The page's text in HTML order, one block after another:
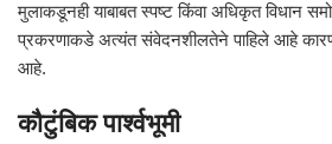
मुलाकडूनही याबाबत स्पष्ट किंवा अधिकृत विधान
प्रकरणाकडे अत्यंत संवेदनशीलतेने पाहिले आहे
आहे.
कौटुंबिक पार्श्वभूमी